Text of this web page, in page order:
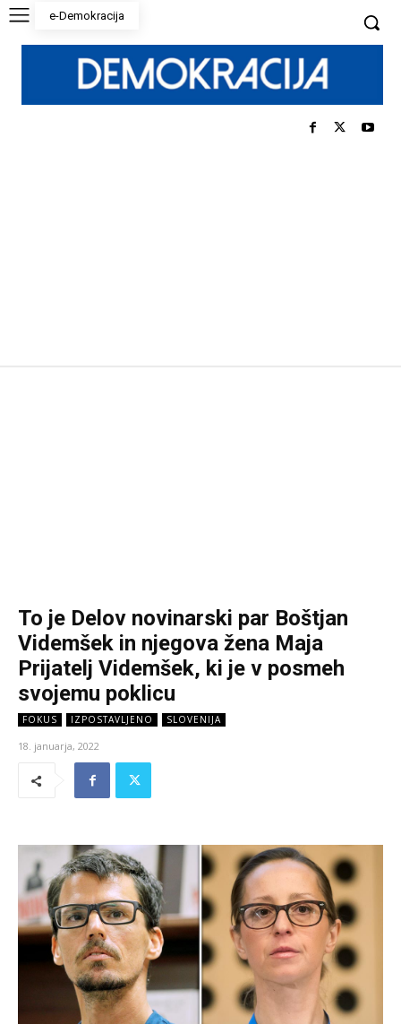
e-Demokracija
To je Delov novinarski par Boštjan
Videmšek in njegova žena Maja
Prijatelj Videmšek, ki je v posmeh
svojemu poklicu
FOKUS IZPOSTAVLJENO SLOVENIJA
18. januarja, 2022